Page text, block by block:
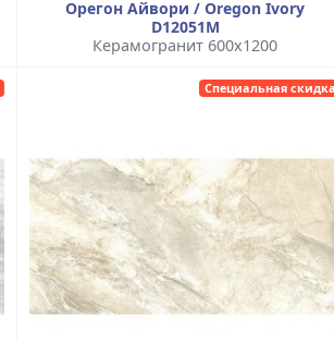
Орегон Айвори / Oregon Ivory
D12051M
Керамогранит 600x1200
Специальная скидка